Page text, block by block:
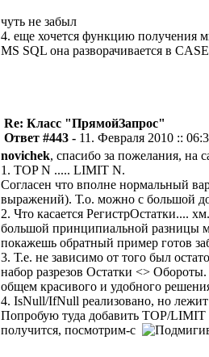
чуть не забыл
4. еще хочется функцию получения
MS SQL она разворачивается в
Re: Класс "ПрямойЗапрос"
Ответ #443 - 11. Февраля 2010 ::
novichek, спасибо за пожелания, на
1. TOP N ..... LIMIT N.
Согласен что вполне нормальный
выражений). Т.о. можно с большой
2. Что касается РегистрОстатки....
большой принципиальной разницы
покажешь обратный пример готов
3. Т.е. не зависимо от того был
набор разрезов Остатки <>
общем красивого и удобного
4. IsNull/IfNull реализовано, но
Попробую туда добавить TOP/
получится, посмотрим-с